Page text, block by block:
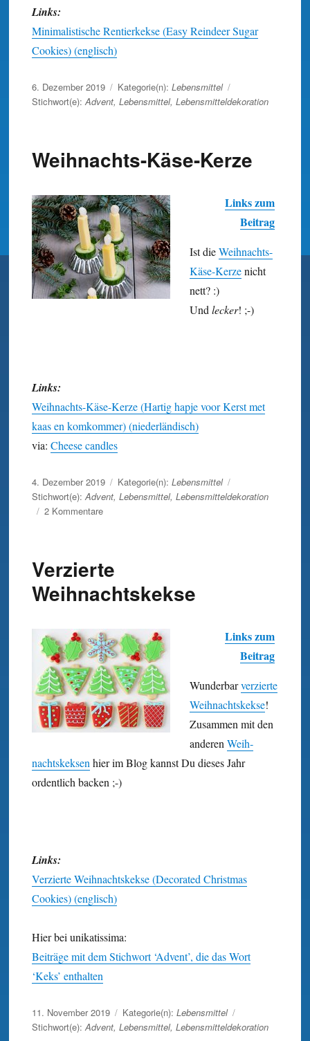
Links:
Minimalistische Rentierkekse (Easy Reindeer Sugar
Cookies) (englisch)
Veröffentlicht
am
6. Dezember 2019 Kategorie(n): Lebensmittel
Stichwort(e):Advent, Lebensmittel, Lebensmitteldekoration
Weihnachts-Käse-Kerze
Links zum
Beitrag
Ist dieWeihnachts-
Käse-Kerzenicht
nett? :)
Undlecker! ;-)
Links:
Weihnachts-Käse-Kerze (Hartig hapje voor Kerst met
kaas en komkommer) (niederländisch)
via: Cheese candles
Veröffentlicht
am
4. Dezember 2019 Kategorie(n): Lebensmittel
Stichwort(e):Advent, Lebensmittel, Lebensmitteldekoration
2 Kommentarezu
Verzierte
Weihnachtskekse
Links zum
Beitrag
Wunderbarverzierte
Weih­nachts­kekse!
Zusammen mit den
anderenWeih­
nachts­keksenhier im Blog kannst Du dieses Jahr
ordentlich backen ;-)
Links:
Verzierte Weihnachtskekse (Decorated Christmas
Cookies) (englisch)
Hier bei unikatissima:
Beiträge mit dem Stichwort ‘Advent’, die das Wort
‘Keks’ enthalten
Veröffentlicht
am
11. November 2019 Kategorie(n): Lebensmittel
Stichwort(e):Advent, Lebensmittel, Lebensmitteldekoration